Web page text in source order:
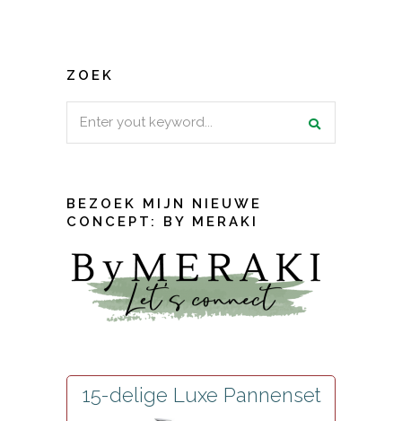
ZOEK
BEZOEK MIJN NIEUWE
CONCEPT: BY MERAKI
15-delige Luxe Pannenset